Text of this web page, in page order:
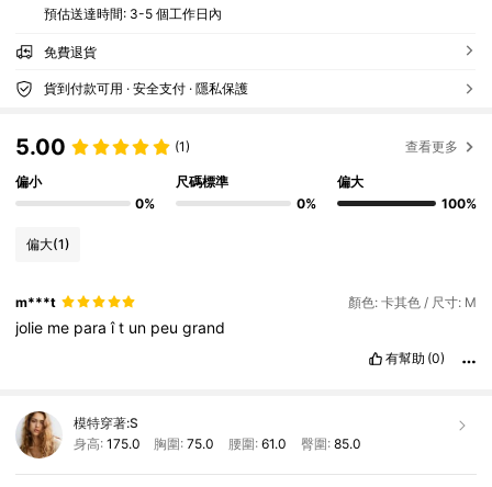
預估送達時間: 3-5 個工作日內
免費退貨
貨到付款可用 · 安全支付 · 隱私保護
5.00 (1) 查看更多
偏小
0%
尺碼標準
0%
偏大
100%
偏大(1)
m***t 顏色: 卡其色 / 尺寸: M
jolie me paraît un peugrand
有幫助 (0)
模特穿著:S
身高: 175.0 胸圍:75.0 腰圍: 61.0 臀圍: 85.0